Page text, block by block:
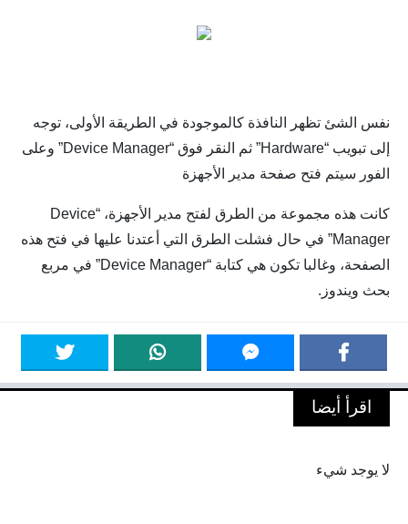
نفس الشئ تظهر النافذة كالموجودة في الطريقة الأولى، توجه
إلى تبويب “Hardware” ثم النقر فوق “Device Manager” وعلى
الفور سيتم فتح صفحة مدير الأجهزة
كانت هذه مجموعة من الطرق لفتح مدير الأجهزة، “Device
Manager” في حال فشلت الطرق التي أعتدنا عليها في فتح هذه
الصفحة، وغالبا تكون هي كتابة “Device Manager” في مربع
بحث ويندوز.
اقرأ أيضا
لا يوجد شيء